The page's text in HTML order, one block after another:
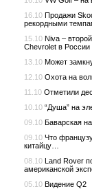
16.10 Продажи
рекордными
15.10 Niva –
Chevrolet в России
13.10 Может
12.10 Охота на
11.10 Отметили
10.10 “Душа” на
09.10 Баварская
09.10 Что
китайцу…
08.10 Land Rover
американской
05.10 Видение Q2